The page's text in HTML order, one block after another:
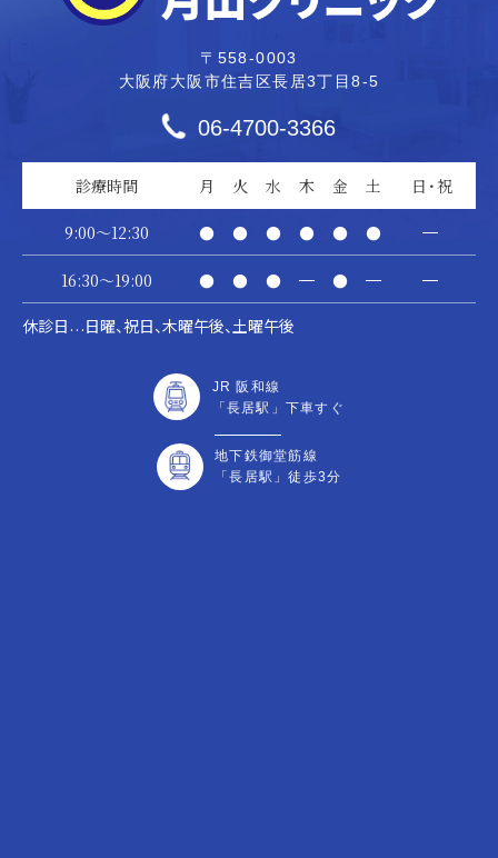
〒558-0003
大阪府大阪市住吉区長居3丁目8-5
06-4700-3366
診療時間 月 火 水 木 金 土 日・祝
9:00～12:30 ● ● ● ● ● ● ―
16:30～19:00 ● ● ● ― ● ― ―
休診日 …日曜、祝日、木曜午後、土曜午後
JR 阪和線
「長居駅」下車すぐ
地下鉄御堂筋線
「長居駅」徒歩3分